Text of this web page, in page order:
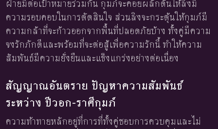
ฝ่ายมีต่อเป้าหมายร่วมกัน กุมภ์จะคอยผลักดันให้ลิงมี
ความรอบคอบในการตัดสินใจ ส่วนลิงจะกระตุ้นให้กุมภ์มี
ความกล้าที่จะก้าวออกจากพื้นที่ปลอดภัยบ้าง ทั้งคู่มีความ
จงรักภักดีและพร้อมที่จะต่อสู้เพื่อความรักนี้ ทำให้ความ
สัมพันธ์มีความยั่งยืนและแข็งแกร่งอย่างต่อเนื่อง
สัญญาณอันตราย ปัญหาความสัมพันธ์
ระหว่าง ปีวอก-ราศีกุมภ์
ความท้าทายหลักอยู่ที่การที่ทั้งคู่ชอบการควบคุมและไม่